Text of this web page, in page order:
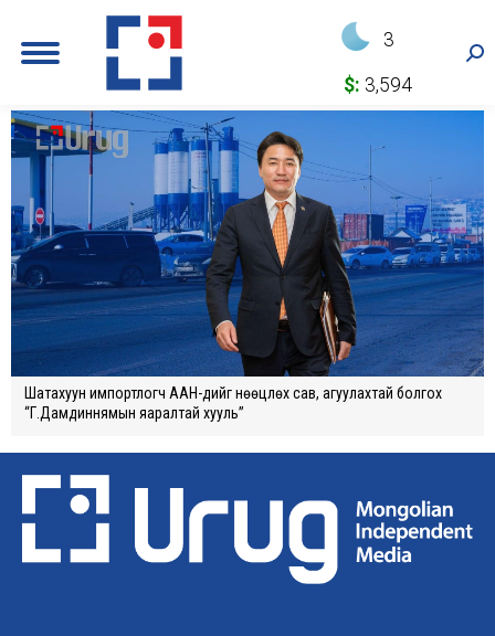
3
$: 3,594
Шатахуун импортлогч ААН-үүдийг нөөцлөх сав, агуулахтай болгох
“Г.Дамдиннямын яаралтай хууль”